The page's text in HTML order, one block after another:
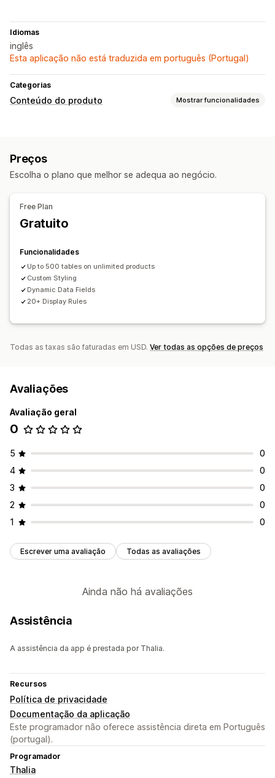
Idiomas
inglês
Esta aplicação não está traduzida em português (Portugal)
Categorias
Conteúdo do produto Mostrar funcionalidades
Dados estruturados
Preços
Escolha o plano que melhor se adequa ao negócio.
Free Plan
Gratuito
Funcionalidades
Up to 500 tables on unlimited products
Custom Styling
Dynamic Data Fields
20+ Display Rules
Todas as taxas são faturadas em USD. Ver todas as opções de preços
Avaliações
Avaliação geral
0
5
0
4
0
3
0
2
0
1
0
Escrever uma avaliação Todas as avaliações
Ainda não há avaliações
Assistência
A assistência da app é prestada por Thalia.
Recursos
Política de privacidade
Documentação da aplicação
Este programador não oferece assistência direta em Português
(portugal).
Programador
Thalia